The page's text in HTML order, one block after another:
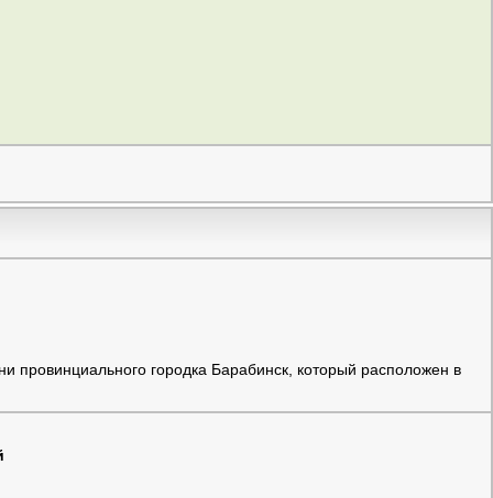
городка Барабинск, который расположен в